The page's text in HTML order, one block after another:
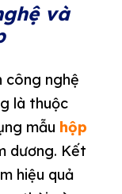
và
công nghệ
là thuộc
mẫu hộp
dương. Kết
hiệu quả